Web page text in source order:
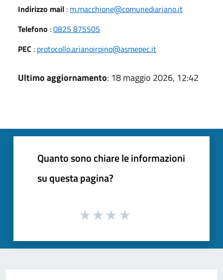
Indirizzo mail : m.macchione@comunediariano.it
Telefono :0825 875505
PEC : protocollo.arianoirpino@asmepec.it
Ultimo aggiornamento: 18 maggio 2026, 12:42
Quanto sono chiare le informazioni
su questa pagina?